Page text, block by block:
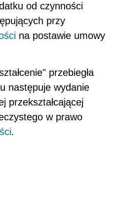
od czynności
przy
na postawie umowy
przebiegła
następuje wydanie
przekształcającej
w prawo
.